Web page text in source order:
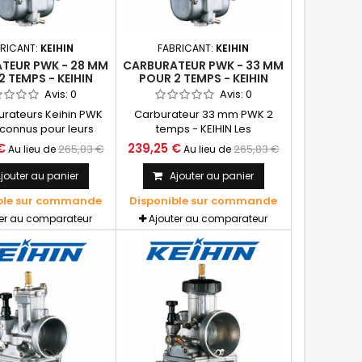
KEIHIN
PWK - 28 MM
TEMPS - KEIHIN
Avis: 0
Keihin PWK
pour leurs
et leurs facilités
C'est pourquoi
en équipent
machines de cross
Les carburateurs
d'un boisseau
à section en "D"
le temps de
des gaz
départs "canons".
en diamètres...
Au lieu de265,83 €
au panier
sur commande
au comparateur
FABRICANT: KEIHIN
CARBURATEUR PWK - 33 MM
POUR 2 TEMPS - KEIHIN
Avis: 0
Carburateur 33 mm PWK 2
temps - KEIHIN Les
carburateurs Keihin PWK sont
reconnus pour leurs
performances et leurs facilités
de réglages. Les carburateurs
PWK disposent d'un boisseau
chromé à section en "D"
améliorant le temps de
réponse à l'ouverture des gaz
pour des départs "canons".
Disponible en diamètres 28,
33, 35, 38, 39 mm.
239,25 €Au lieu de265,83 €
Ajouter au panier
Disponible sur commande
Ajouter au comparateur